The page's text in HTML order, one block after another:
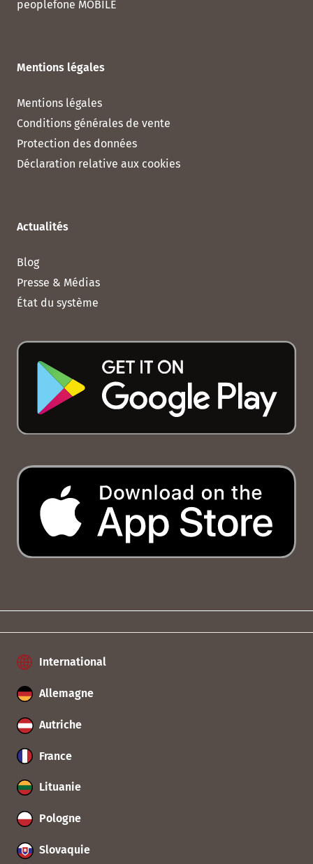
peoplefone MOBILE
Mentions légales
Mentions légales
Conditions générales de vente
Protection des données
Déclaration relative aux cookies
Actualités
Blog
Presse & Médias
État du système
International
Allemagne
Autriche
France
Lituanie
Pologne
Slovaquie